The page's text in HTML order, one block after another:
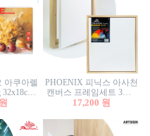
아쿠아렐
본
PHOENIX 피닉스 아사천
캔버스 프레임세트 3호F
27.3x22cm 캔버스와 올림
17,200 원